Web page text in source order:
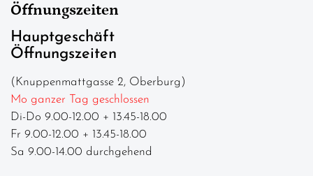
Öffnungszeiten
Hauptgeschäft
Öffnungszeiten
(Knuppenmattgasse 2, Oberburg)
Mo ganzer Tag geschlossen
Di-Do 9.00-12.00 + 13.45-18.00
Fr 9.00-12.00 + 13.45-18.00
Sa 9.00-14.00 durchgehend